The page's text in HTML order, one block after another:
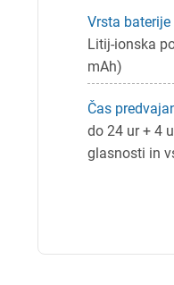
Vrsta baterije
Litij-ionska
mAh)
Čas
do 24 ur + 4
glasnosti in